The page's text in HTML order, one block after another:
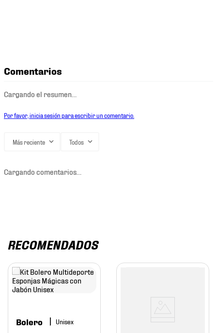
Comentarios
Cargando el resumen…
Por favor, inicia sesión para escribir un comentario.
Más reciente Todos
Cargando comentarios…
RECOMENDADOS
Bolero